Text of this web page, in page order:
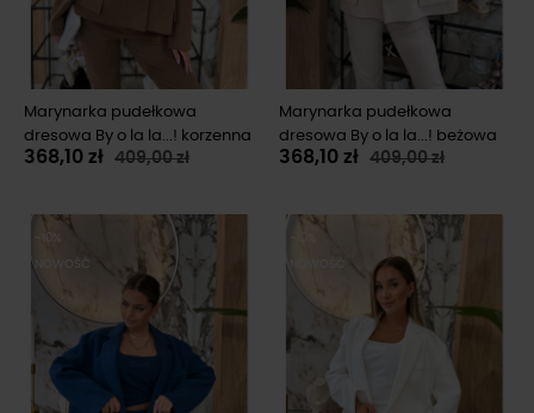
Marynarka pudełkowa
dresowa By o la la...! korzenna
368,10 zł 409,00 zł
Marynarka pudełkowa
dresowa By o la la...! beżowa
368,10 zł 409,00 zł
-10%
NOWOŚĆ